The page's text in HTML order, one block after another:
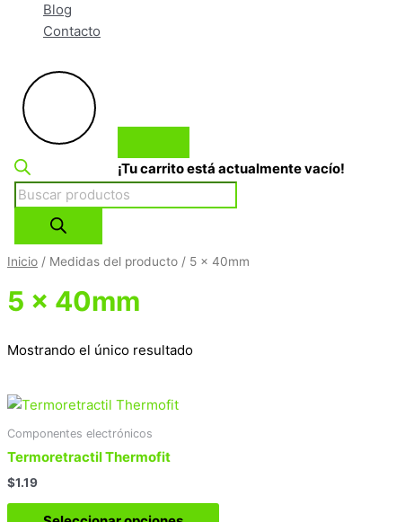
Blog
Contacto
¡Tu carrito está actualmente vacío!
Inicio / Medidas del producto / 5 x 40mm
5 x 40mm
Mostrando el único resultado
Componentes electrónicos
Termoretractil Thermofit
$1.19